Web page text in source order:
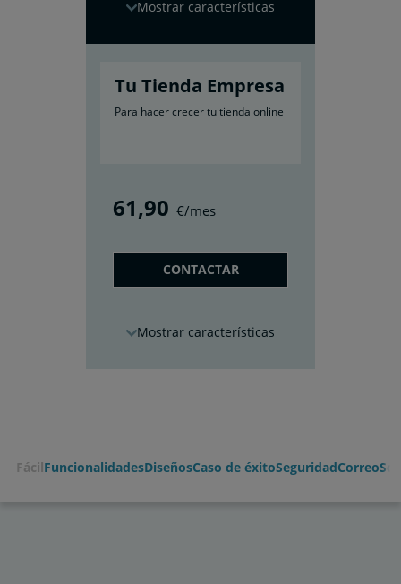
características
Tu Tienda Empresa
Para hacer crecer tu tienda online
61,90 €/mes
CONTACTAR
características
FácilFuncionalidadesDiseñosCaso de éxitoSeguridadCorreo